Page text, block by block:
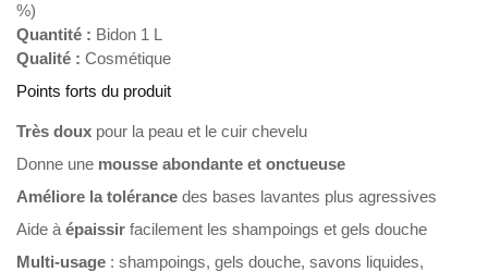
%)
Quantité : Bidon 1 L
Qualité : Cosmétique
Points forts du produit
Très doux pour la peau et le cuir chevelu
Donne une mousse abondante et onctueuse
Améliore la tolérance des bases lavantes plus agressives
Aide à épaissir facilement les shampoings et gels douche
Multi-usage : shampoings, gels douche, savons liquides,